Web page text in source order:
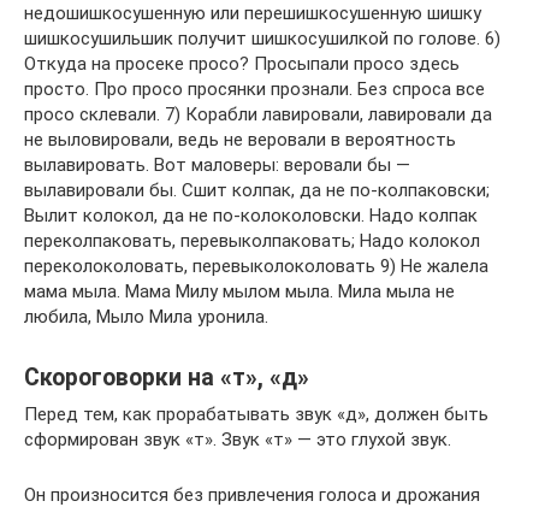
недошишкосушенную или перешишкосушенную шишку
шишкосушильшик получит шишкосушилкой по голове. 6)
Откуда на просеке просо? Просыпали просо здесь
просто. Про просо просянки прознали. Без спроса все
просо склевали. 7) Корабли лавировали, лавировали да
не выловировали, ведь не веровали в вероятность
вылавировать. Вот маловеры: веровали бы —
вылавировали бы. Сшит колпак, да не по-колпаковски;
Вылит колокол, да не по-колоколовски. Надо колпак
переколпаковать, перевыколпаковать; Надо колокол
переколоколовать, перевыколоколовать 9) Не жалела
мама мыла. Мама Милу мылом мыла. Мила мыла не
любила, Мыло Мила уронила.
Скороговорки на «т», «д»
Перед тем, как прорабатывать звук «д», должен быть
сформирован звук «т». Звук «т» — это глухой звук.
Он произносится без привлечения голоса и дрожания